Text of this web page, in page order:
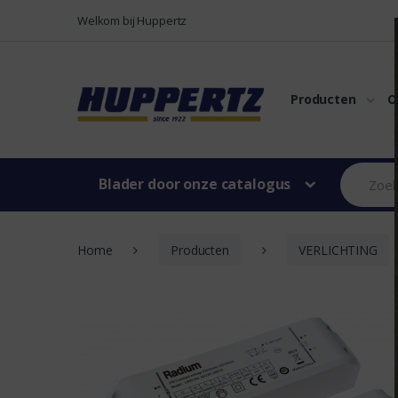
Welkom bij Huppertz
Producten
Blader door onze catalogus
Home Producten VERLICHTING